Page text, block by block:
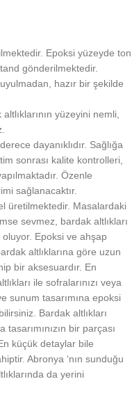
Epoksi yüzeyde ton
gönderilmektedir.
hazır bir şekilde
altlıklarının yüzeyini nemli,
dayanıklıdır. Sağlığa
sonrası kalite kontrolleri,
Özenle
sağlanacaktır.
üretilmektedir. Masalardaki
sevmez, bardak altlıkları
oluyor. Epoksi ve ahşap
altlıklarına göre uzun
bir aksesuardır. En
ile sofralarınızı veya
sunum tasarımına epoksi
Bardak altlıkları
bir parçası
küçük detaylar bile
Abronya ‘nın sunduğu
da yerini